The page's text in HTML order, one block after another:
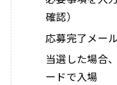
確認）
応募完了メー
当選した場合
ードで入場